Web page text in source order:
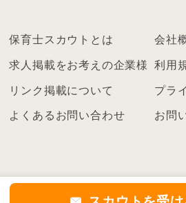
ン
こ
ち
保育士スカウトとは 会社
求人掲載をお考えの企業様 利用
リンク掲載について プラ
よくあるお問い合わせ お問